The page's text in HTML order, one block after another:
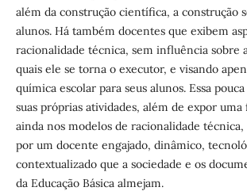
além da construção científica, a construção
alunos. Há também docentes que exibem
racionalidade técnica, sem influência sobre
quais ele se torna o executor, e visando
química escolar para seus alunos. Essa
suas próprias atividades, além de expor
ainda nos modelos de racionalidade
por um docente engajado, dinâmico,
contextualizado que a sociedade e os
da Educação Básica almejam.